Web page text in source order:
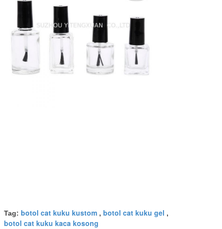
Tag: botol cat kuku kustom , botol cat kuku gel ,
botol cat kuku kaca kosong